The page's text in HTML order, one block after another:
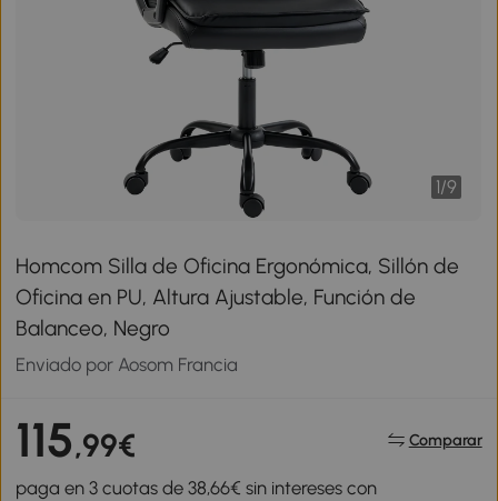
1/9
Homcom Silla de Oficina Ergonómica, Sillón de
Oficina en PU, Altura Ajustable, Función de
Balanceo, Negro
Enviado por Aosom Francia
115,99€ Comparar
paga en 3 cuotas de 38,66€ sin intereses con